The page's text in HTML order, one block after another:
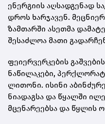
ენერგიის აღსადგენად
დროს ხარჯავენ.
ზამთარში ასეთმა
შესაძლოა მათი
ფეიერვერკების
ნაწილაკები,
ლითონი. ისინი
ნიადაგსა და წყალში
მცენარეებსა და წყლის